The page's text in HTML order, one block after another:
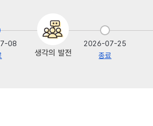
08
생각의 발전
2026-07-25
종료